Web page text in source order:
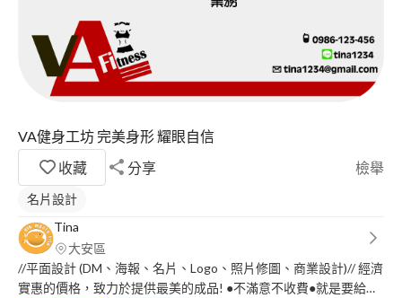
VA健身工坊 完美身形 耀眼自信
收藏
分享 檢舉
名片設計
Tina
大安區
//平面設計 (DM、海報、名片、Logo、照片修圖、商業設計)// 經濟
實惠的價格，致力於提供最美的成品! ●不滿意不收費●就是要給您